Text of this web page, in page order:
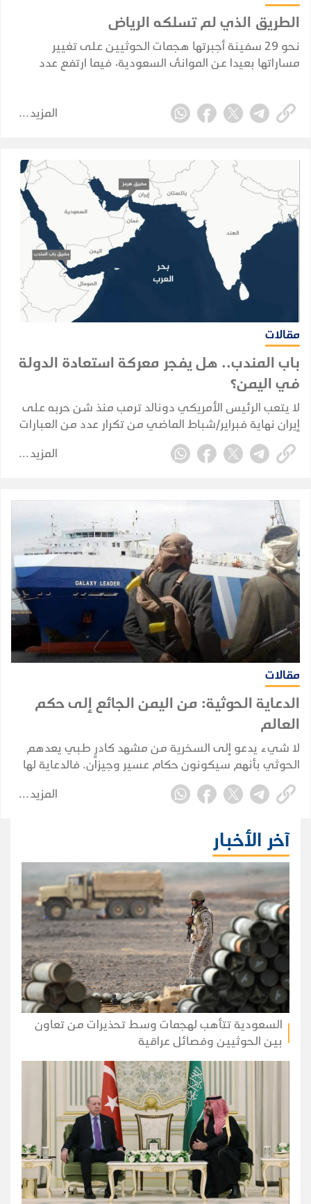
الطريق الذي لم تسلكه الرياض
نحو 29 سفينة أجبرتها هجمات الحوثيين على تغيير
مساراتها بعيدا عن الموانئ السعودية، فيما ارتفع عدد
المزيد
مقالات
باب المندب.. هل يفجر معركة استعادة الدولة
في اليمن؟
لا يتعب الرئيس الأمريكي دونالد ترمب منذ شن حربه على
إيران نهاية فبراير/شباط الماضي من تكرار عدد من العبارات
دون كلل أو ملل رغم ملل العالم كله منها.
المزيد
مقالات
الدعاية الحوثية: من اليمن الجائع إلى حكم
العالم
لا شيء يدعو إلى السخرية من مشهد كادرٍ طبي يعدهم
الحوثي بأنهم سيكونون حكام عسير وجيزان. فالدعاية لها
جذر حقيقي في اطماع الجماعة وتدغدغ أحلام البائسين
وتعزز لديهم إحساسهم بالمظلومية.
المزيد
آخر الأخبار
السعودية تتأهب لهجمات وسط تحذيرات من تعاون
بين الحوثيين وفصائل عراقية